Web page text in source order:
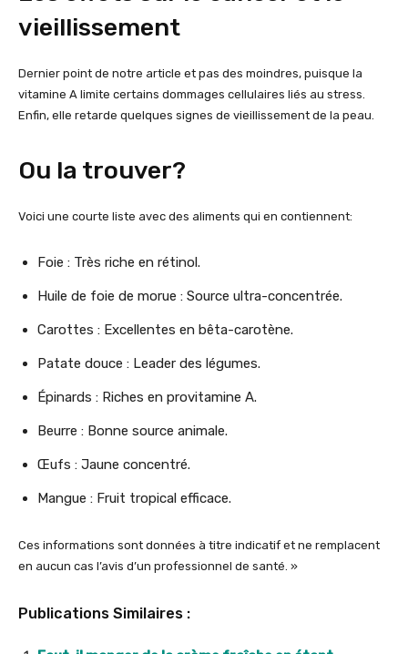
vieillissement
Dernier point de notre article et pas des moindres, puisque la
vitamine A limite certains dommages cellulaires liés au stress.
Enfin, elle retarde quelques signes de vieillissement de la peau.
Ou la trouver?
Voici une courte liste avec des aliments qui en contiennent:
Foie : Très riche en rétinol.
Huile de foie de morue : Source ultra-concentrée.
Carottes : Excellentes en bêta-carotène.
Patate douce : Leader des légumes.
Épinards : Riches en provitamine A.
Beurre : Bonne source animale.
Œufs : Jaune concentré.
Mangue : Fruit tropical efficace.
Ces informations sont données à titre indicatif et ne remplacent
en aucun cas l’avis d’un professionnel de santé. »
Publications Similaires :